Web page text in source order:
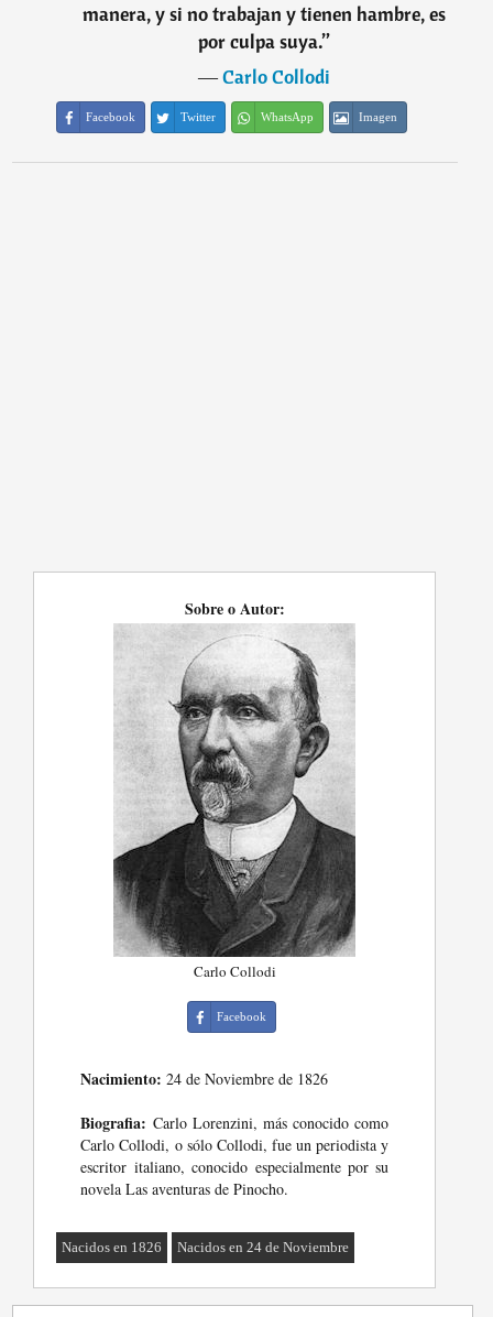
manera, y si no trabajan y tienen hambre, es
por culpa suya.”
―Carlo Collodi
Facebook Twitter WhatsApp Imagen
Sobre o Autor:
Carlo Collodi
Facebook
Nacimiento: 24 de Noviembre de 1826
Biografia: Carlo Lorenzini, más conocido como
Carlo Collodi, o sólo Collodi, fue un periodista y
escritor italiano, conocido especialmente por su
novela Las aventuras de Pinocho.
Nacidos en 1826 Nacidos en 24 de Noviembre